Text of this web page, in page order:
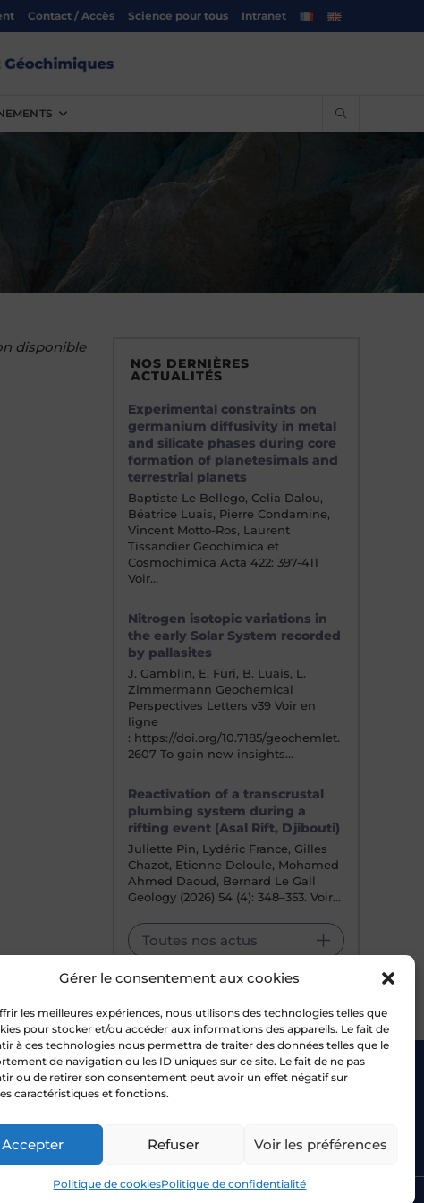
Gérer le consentement aux cookies
les meilleures expériences, nous utilisons des technologies telles que
pour stocker et/ou accéder aux informations des appareils. Le fait de
à ces technologies nous permettra de traiter des données telles que le
de navigation ou les ID uniques sur ce site. Le fait de ne pas
ou de retirer son consentement peut avoir un effet négatif sur
caractéristiques et fonctions.
Accepter Refuser Voir les préférences
Politique de cookiesPolitique de confidentialité
Contact / Accès Science pour tous Intranet
disponible
NOS DERNIÈRES
ACTUALITÉS
Experimental constraints on
germanium diffusivity in metal
and silicate phases during core
formation of planetesimals and
terrestrial planets
Baptiste Le Bellego, Celia Dalou,
Béatrice Luais, Pierre Condamine,
Vincent Motto-Ros, Laurent
Tissandier Geochimica et
Cosmochimica Acta 422: 397-411
Voir…
Nitrogen isotopic variations in
the early Solar System recorded
by pallasites
J. Gamblin, E. Füri, B. Luais, L.
Zimmermann Geochemical
Perspectives Letters v39 Voir en
ligne
: https://doi.org/10.7185/geochemlet.
2607 To gain new insights…
Reactivation of a transcrustal
plumbing system during a
rifting event (Asal Rift, Djibouti)
Juliette Pin, Lydéric France, Gilles
Chazot, Etienne Deloule, Mohamed
Ahmed Daoud, Bernard Le Gall
Geology (2026) 54 (4): 348–353. Voir…
Toutes nos actus
UL
Nancy
Bluesky